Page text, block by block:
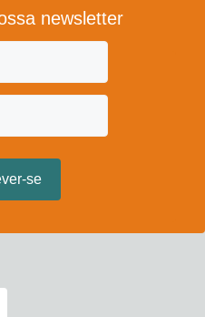
newsletter